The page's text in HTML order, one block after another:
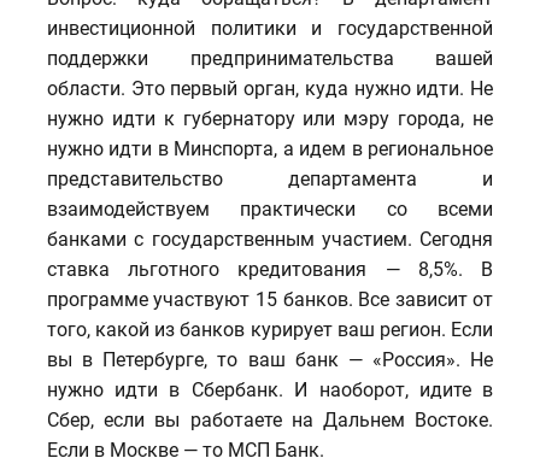
инвестиционной политики и государственной
поддержки предпринимательства вашей
области. Это первый орган, куда нужно идти. Не
нужно идти к губернатору или мэру города, не
нужно идти в Минспорта, а идем в региональное
представительство департамента и
взаимодействуем практически со всеми
банками с государственным участием. Сегодня
ставка льготного кредитования — 8,5%. В
программе участвуют 15 банков. Все зависит от
того, какой из банков курирует ваш регион. Если
вы в Петербурге, то ваш банк — «Россия». Не
нужно идти в Сбербанк. И наоборот, идите в
Сбер, если вы работаете на Дальнем Востоке.
Если в Москве — то МСП Банк.